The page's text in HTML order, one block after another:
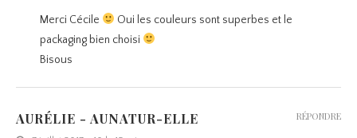
Merci Cécile
Oui les couleurs sont superbes et le
packaging bien choisi
Bisous
AURÉLIE - AUNATUR-ELLE RÉPONDRE